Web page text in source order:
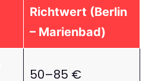
Richtwert (Berlin
– Marienbad)
50–85 €